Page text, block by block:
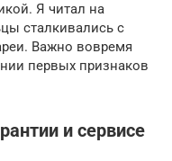
Я читал на
сталкивались с
Важно вовремя
первых признаков
и сервисе